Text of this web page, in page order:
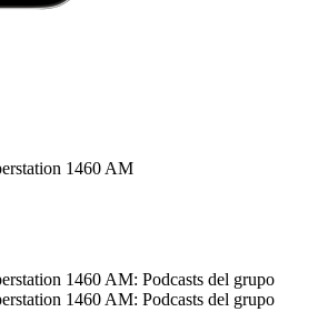
1460 AM
1460 AM: Podcasts del grupo
1460 AM: Podcasts del grupo